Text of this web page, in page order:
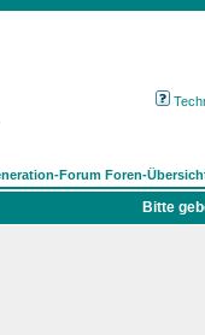
Forum Foren-
Bitte